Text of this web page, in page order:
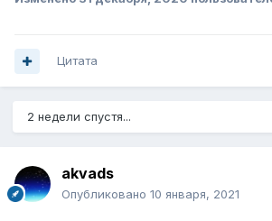
Цитата
2 недели спустя...
akvads
Опубликовано 10 января, 2021